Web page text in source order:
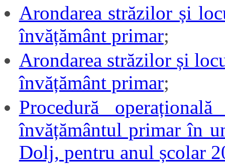
Arondarea străzilor și
învățământ primar;
Arondarea străzilor și
învățământ primar;
Procedură
învățământul primar în
Dolj, pentru anul școlar